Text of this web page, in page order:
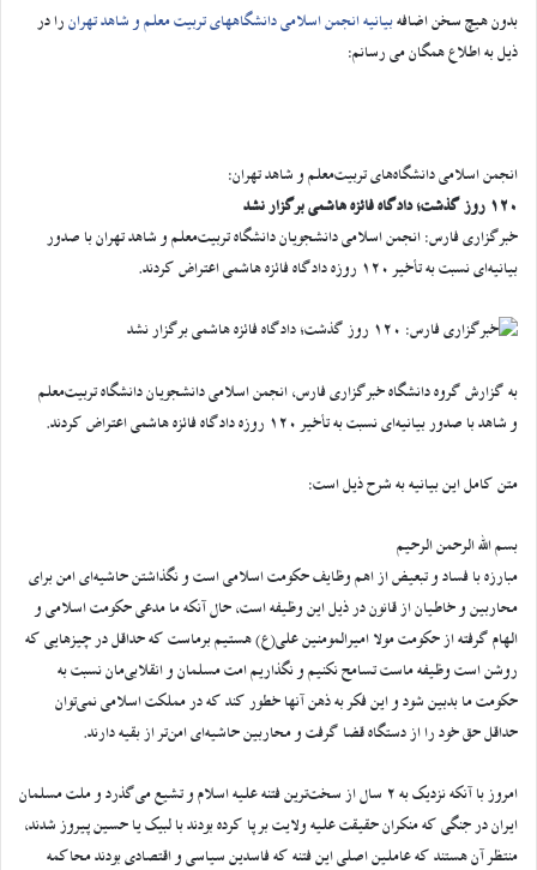
بدون هیچ سخن اضافه بیانیه انجمن اسلامی دانشگاههای تربیت معلم و شاهد تهران را در
ذیل به اطلاع همگان می رسانم:
انجمن اسلامی دانشگاه‌های تربیت‌معلم و شاهد تهران:
120 روز گذشت؛ دادگاه فائزه هاشمی برگزار نشد
خبرگزاری فارس: انجمن اسلامی دانشجویان دانشگاه تربیت‌معلم و شاهد تهران با صدور
بیانیه‌ای نسبت به تأخیر 120 روزه دادگاه فائزه هاشمی اعتراض کردند.
به گزارش گروه دانشگاه خبرگزاری فارس، انجمن اسلامی دانشجویان دانشگاه تربیت‌معلم
و شاهد با صدور بیانیه‌ای نسبت به تأخیر 120 روزه دادگاه فائزه هاشمی اعتراض کردند.
متن کامل این بیانیه به شرح ذیل است:
بسم الله الرحمن الرحیم
مبارزه با فساد و تبعیض از اهم وظایف حکومت اسلامی است و نگذاشتن حاشیه‌ای امن برای
محاربین و خاطیان از قانون در ذیل این وظیفه است، حال آنکه ما مدعی حکومت اسلامی و
الهام گرفته از حکومت مولا امیرالمومنین علی(ع) هستیم برماست که حداقل در چیزهایی که
روشن است وظیفه ماست تسامح نکنیم و نگذاریم امت مسلمان و انقلابی‌مان نسبت به
حکومت ما بدبین شود و این فکر به ذهن آنها خطور کند که در مملکت اسلامی نمی‌توان
حداقل حق خود را از دستگاه قضا گرفت و محاربین حاشیه‌ای امن‌تر از بقیه دارند.
امروز با آنکه نزدیک به 2 سال از سخت‌ترین فتنه علیه اسلام و تشیع می‌گذرد و ملت مسلمان
ایران در جنگی که منکران حقیقت علیه ولایت بر پا کرده بودند با لبیک یا حسین پیروز شدند،
منتظر آن هستند که عاملین اصلی این فتنه که فاسدین سیاسی و اقتصادی بودند محاکمه